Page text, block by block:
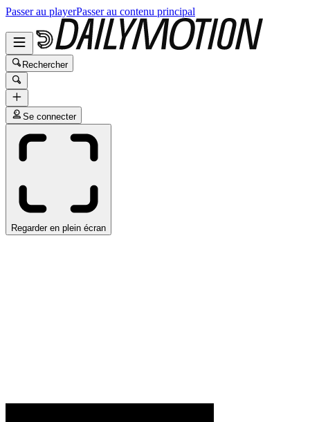
Passer au playerPasser au contenu principal
Rechercher
Se connecter
Regarder en plein écran